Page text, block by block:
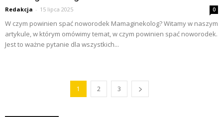
Redakcja - 15 lipca 2025 0
W czym powinien spać noworodek Mamaginekolog? Witamy w naszym
artykule, w którym omówimy temat, w czym powinien spać noworodek.
Jest to ważne pytanie dla wszystkich...
1 2 3